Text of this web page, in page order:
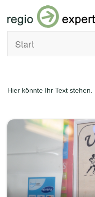
Start
Hier könnte Ihr Text stehen.